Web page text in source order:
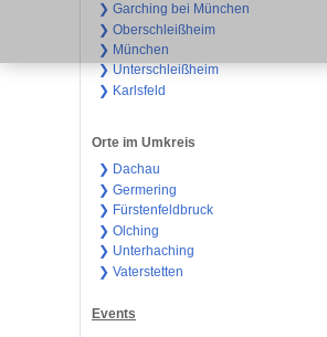
❯ Garching bei München
❯ Oberschleißheim
❯ München
❯ Unterschleißheim
❯ Karlsfeld
Orte im Umkreis
❯ Dachau
❯ Germering
❯ Fürstenfeldbruck
❯ Olching
❯ Unterhaching
❯ Vaterstetten
Events